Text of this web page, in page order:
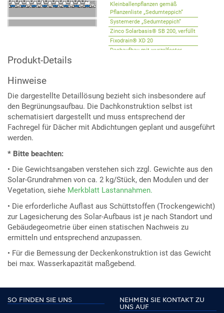
Kleinballenpflanzen gemäß
Pflanzenliste „Sedumteppich“
Systemerde „Sedumteppich“
Zinco Solarbasis® SB 200, verfüllt
Fixodrain® XD 20
Dachaufbau mit wurzelfester
Produkt-Details
Hinweise
Die dargestellte Detaillösung bezieht sich insbesondere auf
den Begrünungsaufbau. Die Dachkonstruktion selbst ist
schematisiert dargestellt und muss entsprechend der
Fachregel für Dächer mit Abdichtungen geplant und ausgeführt
werden.
* Bitte beachten:
• Die Gewichtsangaben verstehen sich zzgl. Gewichte aus den
Solar-Grundrahmen von ca. 2 kg/Stück, den Modulen und der
Vegetation, siehe Merkblatt Lastannahmen.
• Die erforderliche Auflast aus Schüttstoffen (Trockengewicht)
zur Lagesicherung des Solar-Aufbaus ist je nach Standort und
Gebäudegeometrie über einen statischen Nachweis zu
ermitteln und entsprechend anzupassen.
• Für die Bemessung der Deckenkonstruktion ist das Gewicht
bei max. Wasserkapazität maßgebend.
SO FINDEN SIE UNS
NEHMEN SIE KONTAKT ZU
UNS AUF